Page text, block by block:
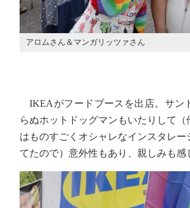
アロムさん＆マンガリッツァさん
IKEAがフードブースを出店。サン
らぬホットドッグマンもいたりして（
はものすごくオシャレなインスタレー
てたので）意外性もあり、親しみも感